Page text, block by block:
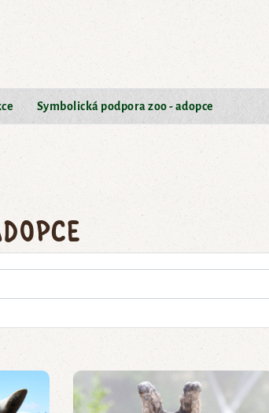
Symbolická podpora zoo - adopce